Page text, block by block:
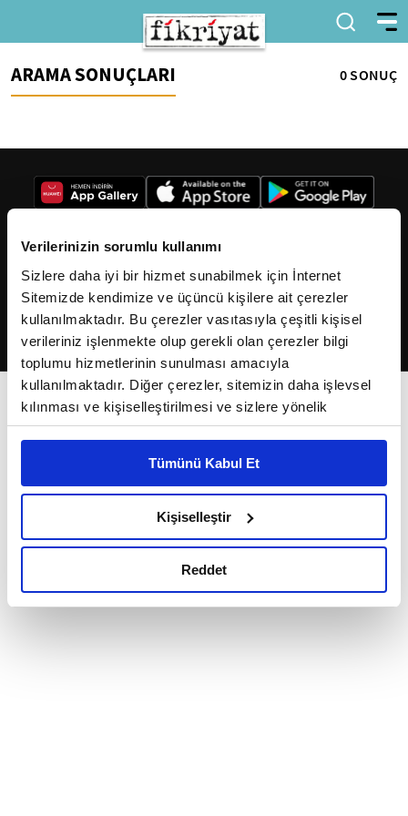
Verilerinizin sorumlu kullanımı
Sizlere daha iyi bir hizmet sunabilmek için İnternet
Sitemizde kendimize ve üçüncü kişilere ait çerezler
kullanılmaktadır. Bu çerezler vasıtasıyla çeşitli kişisel
verileriniz işlenmekte olup gerekli olan çerezler bilgi
toplumu hizmetlerinin sunulması amacıyla
kullanılmaktadır. Diğer çerezler, sitemizin daha işlevsel
kılınması ve kişiselleştirilmesi ve sizlere yönelik
reklam/pazarlama faaliyetlerinin yapılması, amaçlarıyla
Çerezlere ilişkin tercihlerinizi çerez paneli vasıtasıyla
belirleyebilirsiniz. Çerezlere ilişkin detaylı bilgi için
Ayarlar butonuna tıklayabilir,Çerez Bilgilendirme
Metnimizi ziyaret edebilirsiniz.
okumak ve sitemizi ziyaretiniz kapsamında
Tümünü Kabul Et
Kişiselleştir
Reddet
ARAMA SONUÇLARI 0 SONUÇ
2026Fikriyat. Tüm hakları saklıdır.